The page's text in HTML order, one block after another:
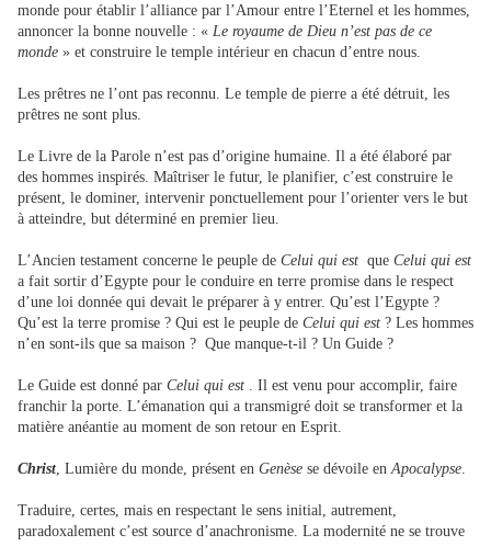
monde pour établir l’alliance par l’Amour entre l’Eternel et les hommes,
annoncer la bonne nouvelle : « Le royaume de Dieu n’est pas de ce
monde » et construire le temple intérieur en chacun d’entre nous.
Les prêtres ne l’ont pas reconnu. Le temple de pierre a été détruit, les
prêtres ne sont plus.
Le Livre de la Parole n’est pas d’origine humaine. Il a été élaboré par
des hommes inspirés. Maîtriser le futur, le planifier, c’est construire le
présent, le dominer, intervenir ponctuellement pour l’orienter vers le but
à atteindre, but déterminé en premier lieu.
L’Ancien testament concerne le peuple de Celui qui est que Celui qui est
a fait sortir d’Egypte pour le conduire en terre promise dans le respect
d’une loi donnée qui devait le préparer à y entrer. Qu’est l’Egypte ?
Qu’est la terre promise ? Qui est le peuple de Celui qui est ? Les hommes
n’en sont-ils que sa maison ? Que manque-t-il ? Un Guide ?
Le Guide est donné par Celui qui est . Il est venu pour accomplir, faire
franchir la porte. L’émanation qui a transmigré doit se transformer et la
matière anéantie au moment de son retour en Esprit.
Christ, Lumière du monde, présent en Genèse se dévoile en Apocalypse
Traduire, certes, mais en respectant le sens initial, autrement,
paradoxalement c’est source d’anachronisme. La modernité ne se trouve